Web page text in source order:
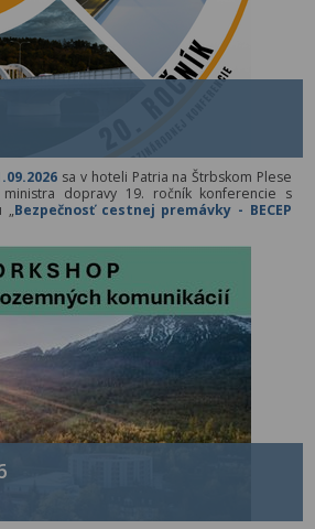
sa v hoteli Patria na Štrbskom Plese
dopravy 19. ročník konferencie s
„Bezpečnosť cestnej premávky - BECEP